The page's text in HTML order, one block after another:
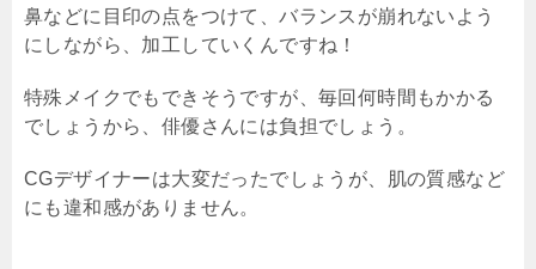
鼻などに目印の点をつけて、バランスが崩れないよう
にしながら、加工していくんですね！
特殊メイクでもできそうですが、毎回何時間もかかる
でしょうから、俳優さんには負担でしょう。
CGデザイナーは大変だったでしょうが、肌の質感など
にも違和感がありません。